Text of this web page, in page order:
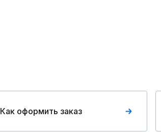
Как оформить заказ